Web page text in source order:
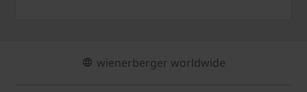
wienerberger worldwide